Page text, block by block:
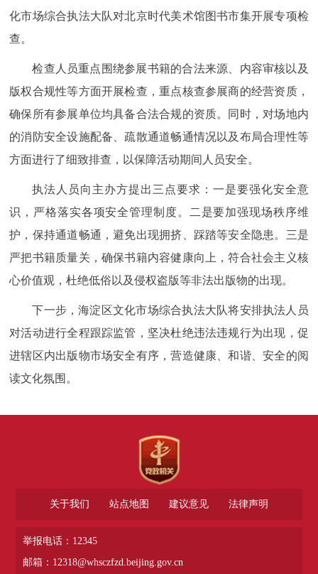
化市场综合执法大队对北京时代美术馆图书市集开展专项检
查。
检查人员重点围绕参展书籍的合法来源、内容审核以及
版权合规性等方面开展检查，重点核查参展商的经营资质，
确保所有参展单位均具备合法合规的资质。同时，对场地内
的消防安全设施配备、疏散通道畅通情况以及布局合理性等
方面进行了细致排查，以保障活动期间人员安全。
执法人员向主办方提出三点要求：一是要强化安全意
识，严格落实各项安全管理制度。二是要加强现场秩序维
护，保持通道畅通，避免出现拥挤、踩踏等安全隐患。三是
严把书籍质量关，确保书籍内容健康向上，符合社会主义核
心价值观，杜绝低俗以及侵权盗版等非法出版物的出现。
下一步，海淀区文化市场综合执法大队将安排执法人员
对活动进行全程跟踪监管，坚决杜绝违法违规行为出现，促
进辖区内出版物市场安全有序，营造健康、和谐、安全的阅
读文化氛围。
关于我们 站点地图 建议意见 法律声明
举报电话：12345
邮箱：12318@whsczfzd.beijing.gov.cn